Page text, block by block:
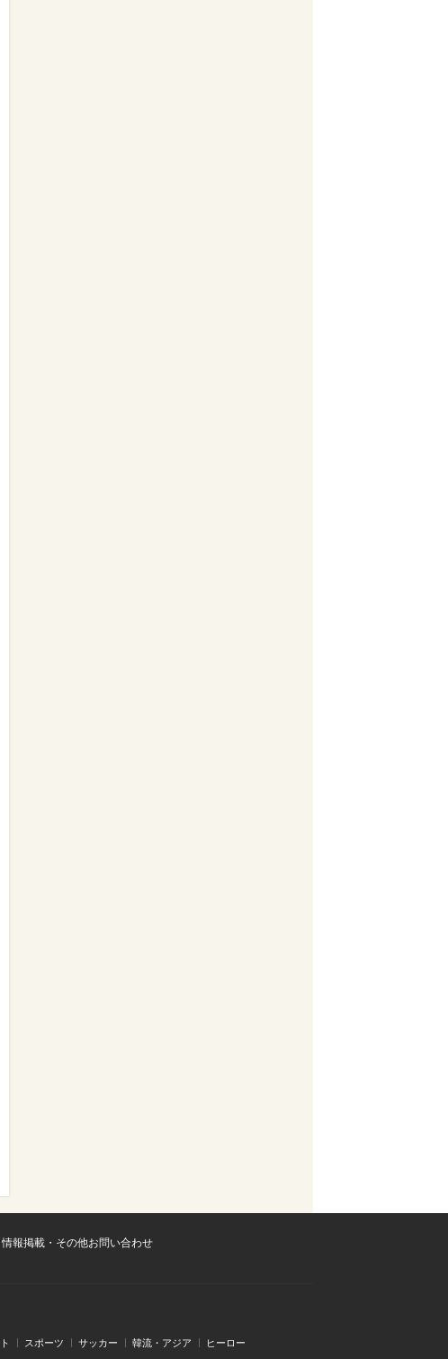
報掲載・その他お問い合わせ
スポーツ サッカー 韓流・アジア ヒーロー